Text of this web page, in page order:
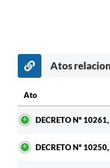
Atos
Ato
DECRETO Nº
DECRETO Nº